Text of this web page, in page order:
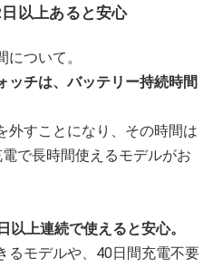
以上あると安心
ついて。
ッチは、バッテリー持続時間
外すことになり、その時間は
で長時間使えるモデルがお
以上連続で使えると安心。
るモデルや、40日間充電不要